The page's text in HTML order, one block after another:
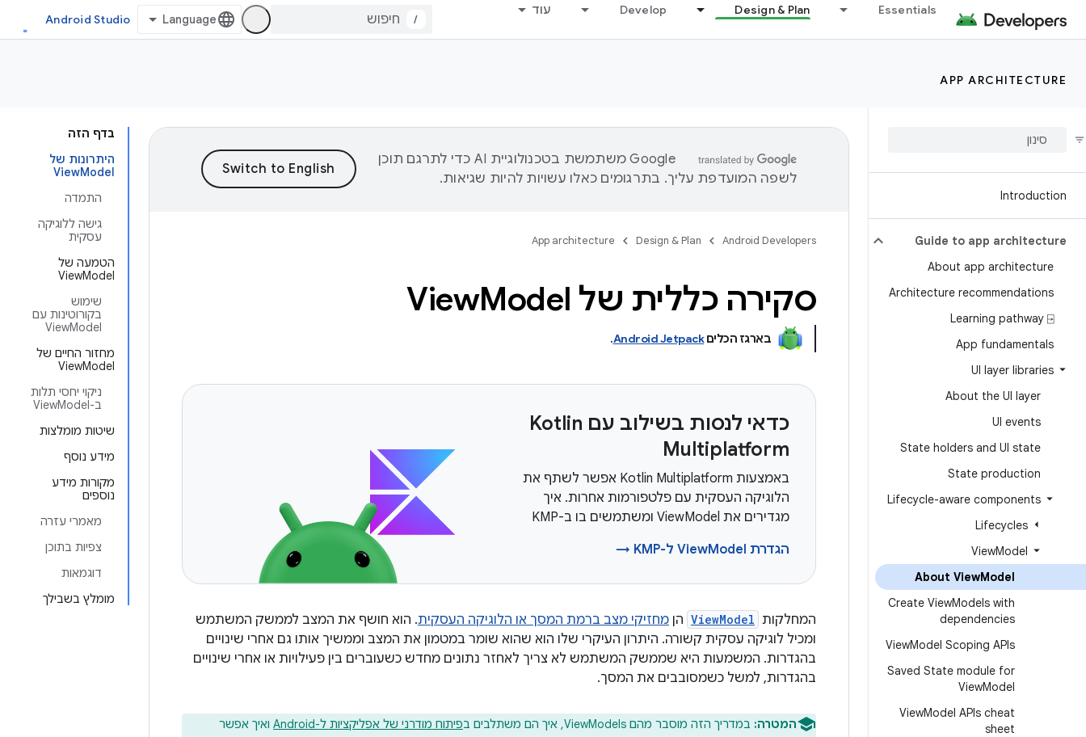
Essentials
Design & Plan
Develop עוד
/
Android Studio
APP ARCHITECTURE
Introduction
Guide to app architecture
About app architecture
Architecture recommendations
Learning pathway ⍈
App fundamentals
UI layer libraries
About the UI layer
UI events
State holders and UI state
State production
Lifecycle-aware components
Lifecycles
ViewModel
About ViewModel
Create ViewModels with
dependencies
ViewModel Scoping APIs
Saved State module for
ViewModel
ViewModel APIs cheat
sheet
בדף הזה
היתרונות של
ViewModel
התמדה
גישה ללוגיקה
עסקית
הטמעה של
ViewModel
שימוש
בקורוטינות עם
ViewModel
מחזור החיים של
ViewModel
ניקוי יחסי תלות
ב-ViewModel
שיטות מומלצות
מידע נוסף
מקורות מידע
נוספים
מאמרי עזרה
צפיות בתוכן
דוגמאות
מומלץ בשבילך
‫Google משתמשת בטכנולוגיית AI כדי לתרגם תוכן
לשפה המועדפת עליך. בתרגומים כאלו עשויות להיות שגיאות.
Android Developers
Design & Plan
App architecture
סקירה כללית של View Model
בארגז הכליםAndroid Jetpack
.
כדאי לנסות בשילוב עם Kotlin
Multiplatform
באמצעות Kotlin Multiplatform אפשר לשתף את
הלוגיקה העסקית עם פלטפורמות אחרות. איך
מגדירים את ViewModel ומשתמשים בו ב-KMP
הגדרת ViewModel ל-KMP‏ →
המחלקות ViewModel הן מחזיקי מצב ברמת המסך או הלוגיקה העסקית. הוא חושף את המצב לממשק המשתמש
ומכיל לוגיקה עסקית קשורה. היתרון העיקרי שלו הוא שהוא שומר במטמון את המצב וממשיך אותו גם אחרי שינויים
בהגדרות. המשמעות היא שממשק המשתמש לא צריך לאחזר נתונים מחדש כשעוברים בין פעילויות או אחרי שינויים
בהגדרות, למשל כשמסובבים את המסך.
המטרה: במדריך הזה מוסבר מהם ViewModels, איך הם משתלבים ב פיתוח מודרני של אפליקציות ל-Android
ואיך אפשר